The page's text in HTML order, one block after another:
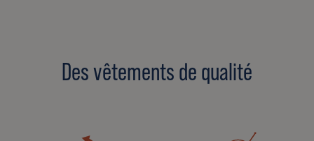
Des vêtements de qualité